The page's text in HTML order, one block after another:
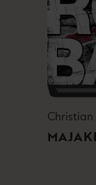
Christian